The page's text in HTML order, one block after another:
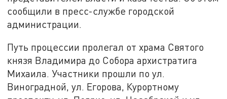
сообщили в пресс-службе городской
администрации.
Путь процессии пролегал от храма Святого
князя Владимира до Собора архистратига
Михаила. Участники прошли по ул.
Виноградной, ул. Егорова, Курортному